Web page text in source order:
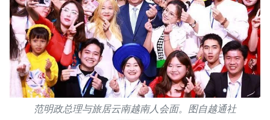
范明政总理与旅居云南越南人会面。图自越通社